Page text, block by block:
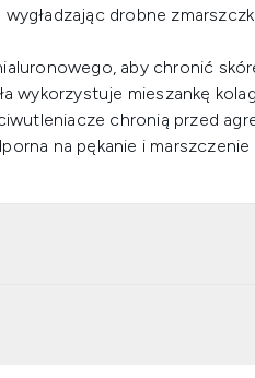
drobne
aby chronić
wykorzystuje mieszankę
chronią przed
na pękanie i marszczenie